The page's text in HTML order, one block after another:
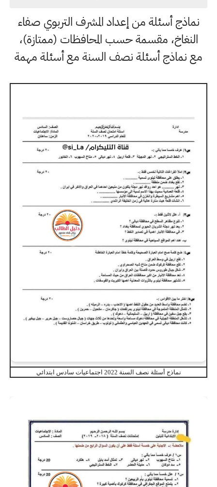
نماذج أسئلة من إعداد المشرف التربوي صفاء
النغاخ، مقسمة حسب المحافظات (ممتازة)،
مع نماذج أسئلة نصف السنة مع أسئلة مهمة
نماذج أسئلة نصف السنة 2022 اجتماعيات سادس ابتدائي